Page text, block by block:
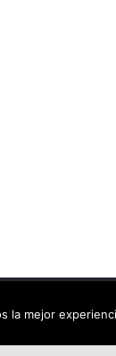
virtual
.
la mejor